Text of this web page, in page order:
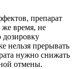
препарат
время, не
дозировку
нельзя прерывать
нужно снижать
отмены.